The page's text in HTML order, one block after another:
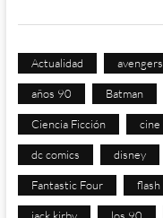
Actualidad avengers
años 90 Batman
Ciencia Ficción cine
dc comics disney
Fantastic Four flash